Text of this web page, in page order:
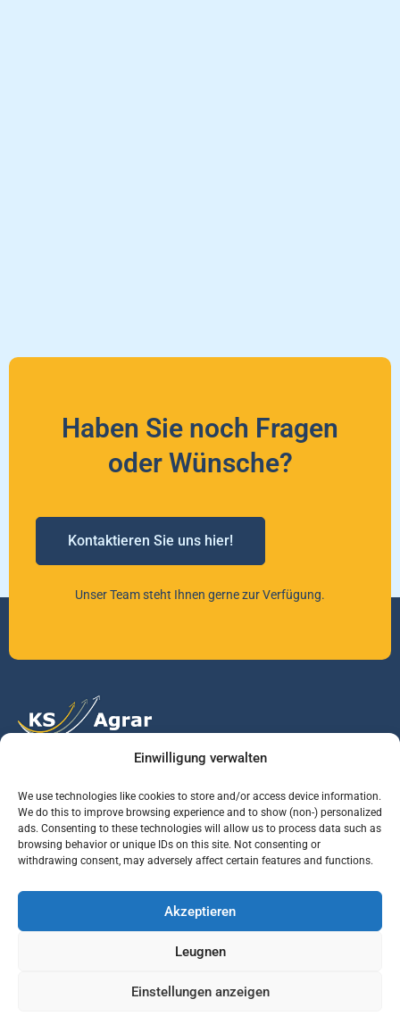
Einwilligung verwalten
We use technologies like cookies to store and/or access device information.
We do this to improve browsing experience and to show (non-) personalized
ads. Consenting to these technologies will allow us to process data such as
browsing behavior or unique IDs on this site. Not consenting or
withdrawing consent, may adversely affect certain features and functions.
Akzeptieren
Leugnen
Einstellungen anzeigen
Haben Sie noch Fragen
oder Wünsche?
Kontaktieren Sie uns hier!
Unser Team steht Ihnen gerne zur Verfügung.
Vertrauen Sie auf unsere Expertise im Agrarmarkt.
Services Jobs
Business Development
Manager (m/w/d)
Informationen